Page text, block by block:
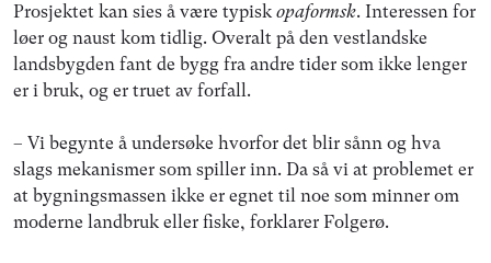
Prosjektet kan sies å være typisk opaformsk. Interessen for
løer og naust kom tidlig. Overalt på den vestlandske
landsbygden fant de bygg fra andre tider som ikke lenger
er i bruk, og er truet av forfall.
– Vi begynte å undersøke hvorfor det blir sånn og hva
slags mekanismer som spiller inn. Da så vi at problemet er
at bygningsmassen ikke er egnet til noe som minner om
moderne landbruk eller fiske, forklarer Folgerø.